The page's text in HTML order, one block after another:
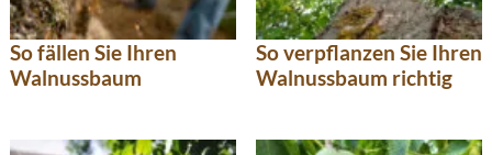
So fällen Sie Ihren
Walnussbaum
So verpflanzen Sie Ihren
Walnussbaum richtig